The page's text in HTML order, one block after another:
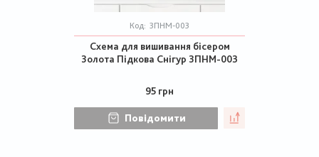
Код: ЗПНМ-003
Схема для вишивання бісером
Золота Підкова Снігур ЗПНМ-003
95 грн
Повідомити